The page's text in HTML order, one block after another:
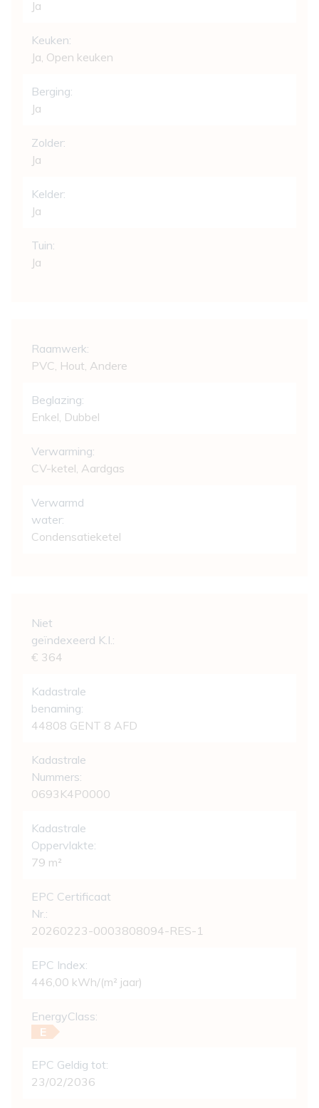
Ja
Keuken:
Ja, Open keuken
Berging:
Ja
Zolder:
Ja
Kelder:
Ja
Tuin:
Ja
Raamwerk:
PVC, Hout, Andere
Beglazing:
Enkel, Dubbel
Verwarming:
CV-ketel, Aardgas
Verwarmd
water:
Condensatieketel
Niet
geïndexeerd K.I.:
€ 364
Kadastrale
benaming:
44808 GENT 8 AFD
Kadastrale
Nummers:
0693K4P0000
Kadastrale
Oppervlakte:
79 m²
EPC Certificaat
Nr.:
20260223-0003808094-RES-1
EPC Index:
446,00 kWh/(m² jaar)
EnergyClass:
E
EPC Geldig tot:
23/02/2036